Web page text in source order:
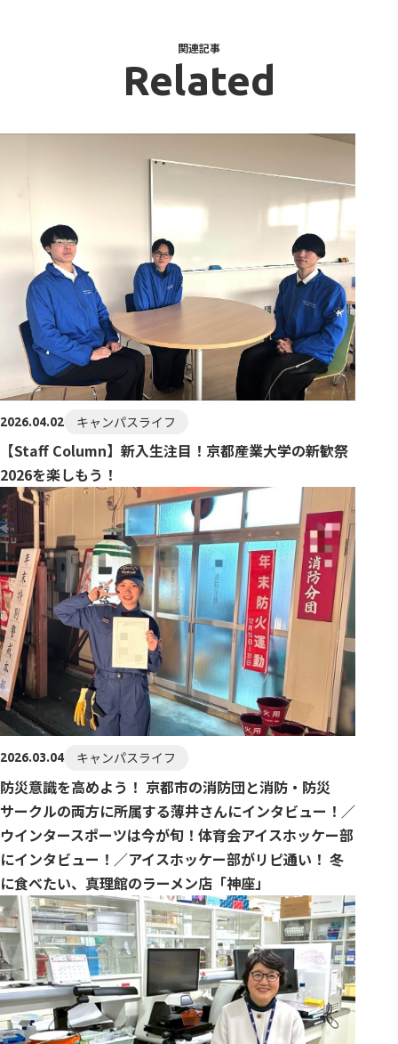
関連記事
Related
2026.04.02 キャンパスライフ
【Staff Column】新入生注目！京都産業大学の新歓祭
2026を楽しもう！
2026.03.04 キャンパスライフ
防災意識を高めよう！ 京都市の消防団と消防・防災
サークルの両方に所属する薄井さんにインタビュー！／
ウインタースポーツは今が旬！体育会アイスホッケー部
にインタビュー！／アイスホッケー部がリピ通い！ 冬
に食べたい、真理館のラーメン店「神座」